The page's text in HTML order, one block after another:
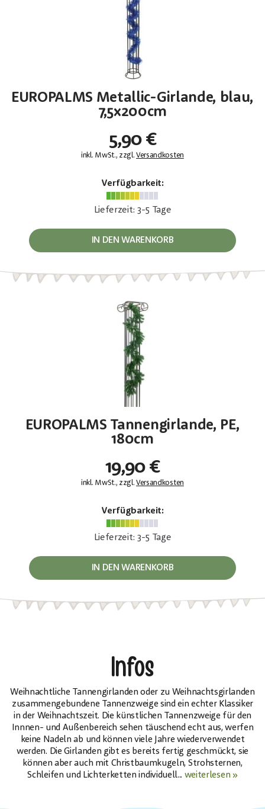
EUROPALMS Metallic-Girlande, blau,
7,5x200cm
5,90 €
inkl. MwSt., zzgl.Versandkosten
Verfügbarkeit:
Lieferzeit: 3-5 Tage
IN DEN WARENKORB
EUROPALMS Tannengirlande, PE,
180cm
19,90 €
inkl. MwSt., zzgl.Versandkosten
Verfügbarkeit:
Lieferzeit: 3-5 Tage
IN DEN WARENKORB
Infos
Weihnachtliche Tannengirlanden oder zu Weihnachtsgirlanden
zusammengebundene Tannenzweige sind ein echter Klassiker
in der Weihnachtszeit. Die künstlichen Tannenzweige für den
Innnen- und Außenbereich sehen täuschend echt aus, werfen
keine Nadeln ab und können viele Jahre wiederverwendet
werden. Die Girlanden gibt es bereits fertig geschmückt, sie
können aber auch mit Christbaumkugeln, Strohsternen,
Schleifen und Lichterketten individuell... weiterlesen »